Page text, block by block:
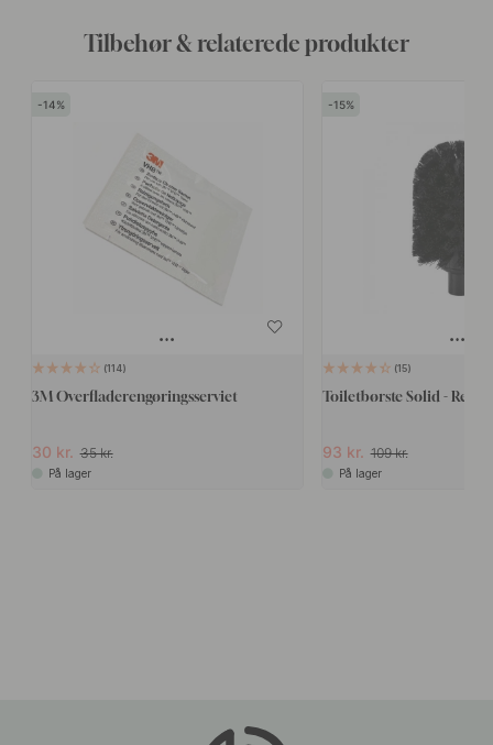
Tilbehør & relaterede produkter
14
114
3M Overfladerengøringsserviet
30 kr. 35 kr.
På lager
15
15
Toiletbørste Solid -
93 kr. 109 kr.
På lager